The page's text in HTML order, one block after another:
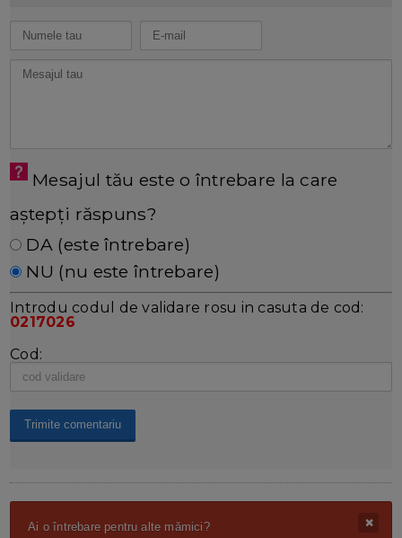
Mesajul tău este o întrebare la care
aștepți răspuns?
DA (este întrebare)
NU (nu este întrebare)
Introdu codul de validare rosu in casuta de cod:
0217026
Cod:
Ai o întrebare pentru alte mămici?